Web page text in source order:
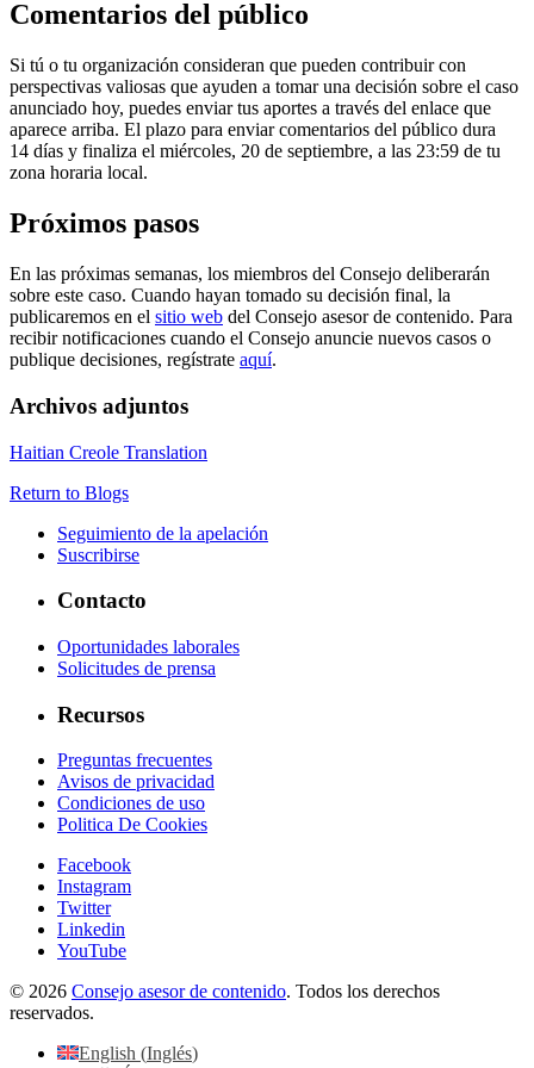
Comentarios del público
Si tú o tu organización consideran que pueden contribuir con
perspectivas valiosas que ayuden a tomar una decisión sobre el caso
anunciado hoy, puedes enviar tus aportes a través del enlace que
aparece arriba. El plazo para enviar comentarios del público dura
14 días y finaliza el miércoles, 20 de septiembre, a las 23:59 de tu
zona horaria local.
Próximos pasos
En las próximas semanas, los miembros del Consejo deliberarán
sobre este caso. Cuando hayan tomado su decisión final, la
publicaremos en el sitio web del Consejo asesor de contenido. Para
recibir notificaciones cuando el Consejo anuncie nuevos casos o
publique decisiones, regístrate aquí.
Archivos adjuntos
Haitian Creole Translation
Return to Blogs
Seguimiento de la apelación
Suscribirse
Contacto
Oportunidades laborales
Solicitudes de prensa
Recursos
Preguntas frecuentes
Avisos de privacidad
Condiciones de uso
Politica De Cookies
Facebook
Instagram
Twitter
Linkedin
YouTube
© 2026 Consejo asesor de contenido. Todos los derechos
reservados.
English (Inglés)